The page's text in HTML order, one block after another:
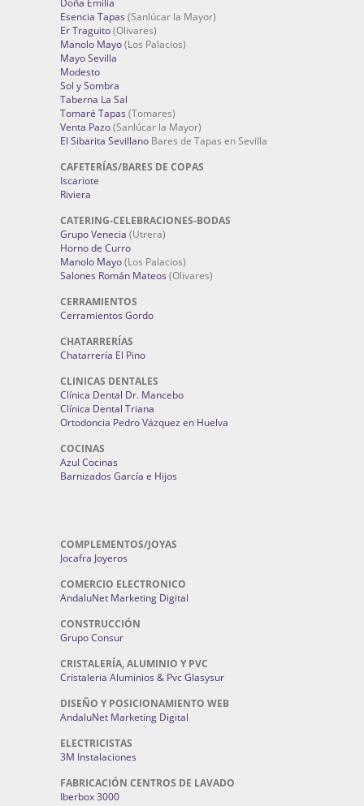
Doña Emilia
Esencia Tapas (Sanlúcar la Mayor)
Er Traguito(Olivares)
Manolo Mayo(Los Palacios)
Mayo Sevilla
Modesto
Sol y Sombra
Taberna La Sal
Tomaré Tapas (Tomares)
Venta Pazo(Sanlúcar la Mayor)
El Sibarita Sevillano Bares de Tapas en Sevilla
CAFETERÍAS/BARES DE COPAS
Iscariote
Riviera
CATERING-CELEBRACIONES-BODAS
Grupo Venecia (Utrera)
Horno de Curro
Manolo Mayo(Los Palacios)
Salones Román Mateos (Olivares)
CERRAMIENTOS
Cerramientos Gordo
CHATARRERÍAS
Chatarrería El Pino
CLINICAS DENTALES
Clínica Dental Dr. Mancebo
Clínica Dental Triana
Ortodoncia Pedro Vázquez en Huelva
COCINAS
Azul Cocinas
Barnizados García e Hijos
COMPLEMENTOS/JOYAS
Jocafra Joyeros
COMERCIO ELECTRONICO
AndaluNet Marketing Digital
CONSTRUCCIÓN
Grupo Consur
CRISTALERÍA, ALUMINIO Y PVC
Cristaleria Aluminios & Pvc Glasysur
DISEÑO Y POSICIONAMIENTO WEB
AndaluNet Marketing Digital
ELECTRICISTAS
3M Instalaciones
FABRICACIÓN CENTROS DE LAVADO
Iberbox 3000